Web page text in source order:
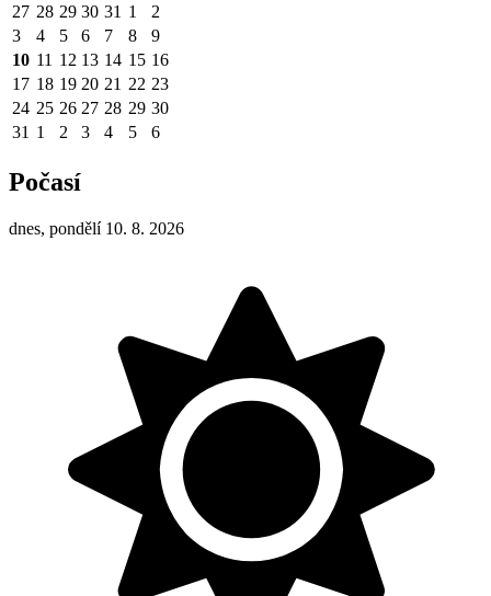
27 28 29 30 31 1
2
3
4 5 6 7 8
9
10 11 12 13 14 15 16
17 18 19 20 21 22 23
24 25 26 27 28 29 30
31 1 2 3 4 5 6
Počasí
dnes, pondělí 10. 8. 2026